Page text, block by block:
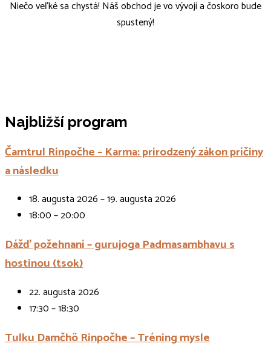
Niečo veľké sa chystá! Náš obchod je vo vývoji a čoskoro bude
spustený!
Najbližší program
Čamtrul Rinpočhe – Karma: prirodzený zákon príčiny
a následku
18. augusta 2026 – 19. augusta 2026
18:00 – 20:00
Dážď požehnaní – gurujoga Padmasambhavu s
hostinou (tsok)
22. augusta 2026
17:30 – 18:30
Tulku Damčhö Rinpočhe – Tréning mysle